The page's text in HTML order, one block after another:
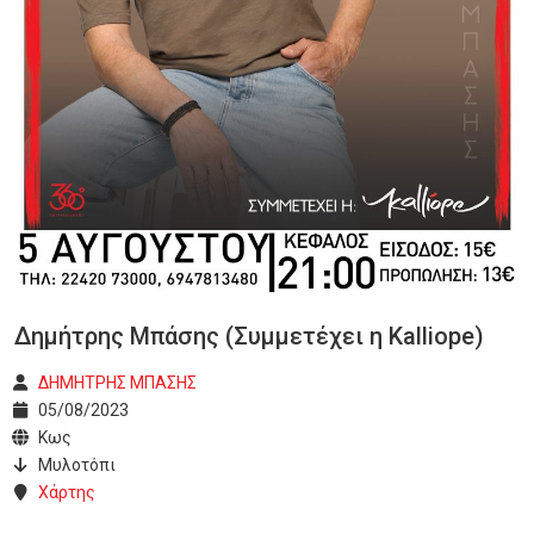
Δημήτρης Μπάσης (Συμμετέχει η Kalliope)
ΔΗΜΗΤΡΗΣ ΜΠΑΣΗΣ
05/08/2023
Κως
Μυλοτόπι
Χάρτης